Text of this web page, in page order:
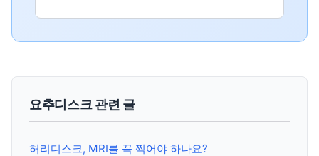
요추디스크 관련 글
허리디스크, MRI를 꼭 찍어야 하나요?